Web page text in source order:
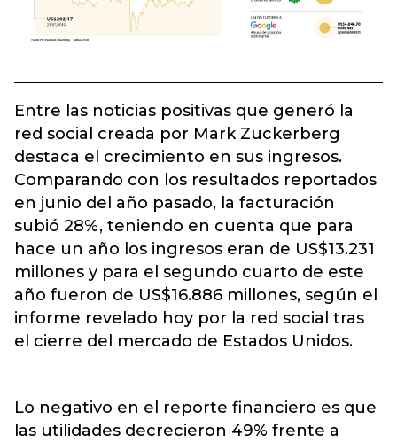
Entre las noticias positivas que generó la
red social creada por Mark Zuckerberg
destaca el crecimiento en sus ingresos.
Comparando con los resultados reportados
en junio del año pasado, la facturación
subió 28%, teniendo en cuenta que para
hace un año los ingresos eran de US$13.231
millones y para el segundo cuarto de este
año fueron de US$16.886 millones, según el
informe revelado hoy por la red social tras
el cierre del mercado de Estados Unidos.
Lo negativo en el reporte financiero es que
las utilidades decrecieron 49% frente a